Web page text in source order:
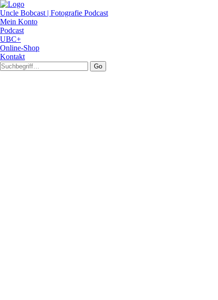
Uncle Bobcast | Fotografie Podcast
Mein Konto
Podcast
UBC+
Online-Shop
Kontakt
Go